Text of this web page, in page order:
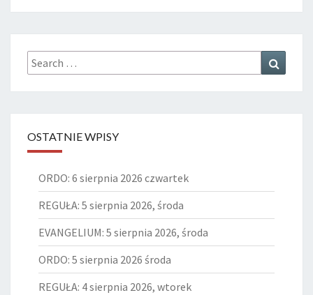
Search
for:
OSTATNIE WPISY
ORDO: 6 sierpnia 2026 czwartek
REGUŁA: 5 sierpnia 2026, środa
EVANGELIUM: 5 sierpnia 2026, środa
ORDO: 5 sierpnia 2026 środa
REGUŁA: 4 sierpnia 2026, wtorek